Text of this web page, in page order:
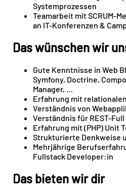
Systemprozessen
Teamarbeit mit SCRUM-
an IT-Konferenzen &
Das wünschen wir
Gute Kenntnisse in Web
Symfony, Doctrine,
Manager, …
Erfahrung mit
Verständnis von
Verständnis für REST-Full
Erfahrung mit (PHP) Unit
Strukturierte Denkweise
Mehrjährige
Fullstack Developer:in
Das bieten wir dir